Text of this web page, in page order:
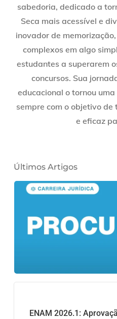
sabedoria, dedicado a
Seca mais acessível e
inovador de
complexos em algo
estudantes a superarem
concursos. Sua
educacional o tornou
sempre com o objetivo
e eficaz
Últimos Artigos
ENAM 2026.1: